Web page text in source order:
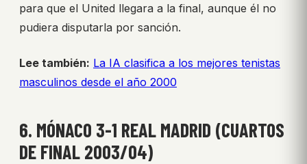
para que el United llegara a la final, aunque él no
pudiera disputarla por sanción.
Lee también: La IA clasifica a los mejores tenistas
masculinos desde el año 2000
6. MÓNACO 3-1 REAL MADRID (CUARTOS
DE FINAL 2003/04)